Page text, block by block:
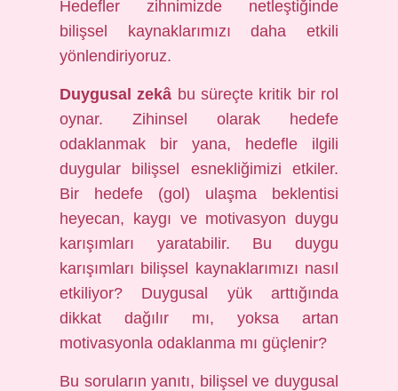
Hedefler zihnimizde netleştiğinde
bilişsel kaynaklarımızı daha etkili
yönlendiriyoruz.
Duygusal zekâ bu süreçte kritik bir rol
oynar. Zihinsel olarak hedefe
odaklanmak bir yana, hedefle ilgili
duygular bilişsel esnekliğimizi etkiler.
Bir hedefe (gol) ulaşma beklentisi
heyecan, kaygı ve motivasyon duygu
karışımları yaratabilir. Bu duygu
karışımları bilişsel kaynaklarımızı nasıl
etkiliyor? Duygusal yük arttığında
dikkat dağılır mı, yoksa artan
motivasyonla odaklanma mı güçlenir?
Bu soruların yanıtı, bilişsel ve duygusal